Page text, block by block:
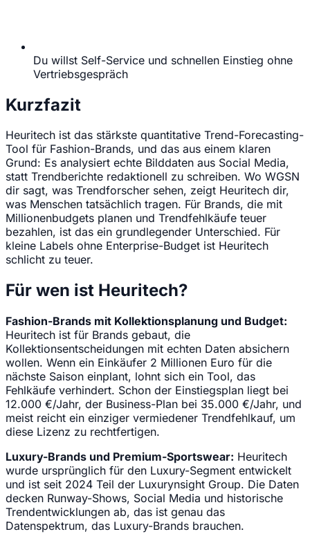
Du willst Self-Service und schnellen Einstieg ohne
Vertriebsgespräch
Kurzfazit
Heuritech ist das stärkste quantitative Trend-Forecasting-
Tool für Fashion-Brands, und das aus einem klaren
Grund: Es analysiert echte Bilddaten aus Social Media,
statt Trendberichte redaktionell zu schreiben. Wo WGSN
dir sagt, was Trendforscher sehen, zeigt Heuritech dir,
was Menschen tatsächlich tragen. Für Brands, die mit
Millionenbudgets planen und Trendfehlkäufe teuer
bezahlen, ist das ein grundlegender Unterschied. Für
kleine Labels ohne Enterprise-Budget ist Heuritech
schlicht zu teuer.
Für wen ist Heuritech?
Fashion-Brands mit Kollektionsplanung und Budget:
Heuritech ist für Brands gebaut, die
Kollektionsentscheidungen mit echten Daten absichern
wollen. Wenn ein Einkäufer 2 Millionen Euro für die
nächste Saison einplant, lohnt sich ein Tool, das
Fehlkäufe verhindert. Schon der Einstiegsplan liegt bei
12.000 €/Jahr, der Business-Plan bei 35.000 €/Jahr, und
meist reicht ein einziger vermiedener Trendfehlkauf, um
diese Lizenz zu rechtfertigen.
Luxury-Brands und Premium-Sportswear: Heuritech
wurde ursprünglich für den Luxury-Segment entwickelt
und ist seit 2024 Teil der Luxurynsight Group. Die Daten
decken Runway-Shows, Social Media und historische
Trendentwicklungen ab, das ist genau das
Datenspektrum, das Luxury-Brands brauchen.